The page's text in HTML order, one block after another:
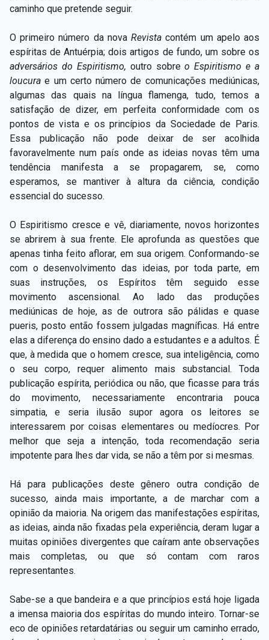
caminho que pretende seguir.
O primeiro número da novaRevistacontém um apelo aos
espíritas de Antuérpia; dois artigos de fundo, um sobre os
adversários do Espiritismo, outro sobreo Espiritismo e a
loucurae um certo número de comunicações mediúnicas,
algumas das quais na língua flamenga, tudo, temos a
satisfação de dizer, em perfeita conformidade com os
pontos de vista e os princípios da Sociedade de Paris.
Essa publicação não pode deixar de ser acolhida
favoravelmente num país onde as ideias novas têm uma
tendência manifesta a se propagarem, se, como
esperamos, se mantiver à altura da ciência, condição
essencial do sucesso.
O Espiritismo cresce e vê, diariamente, novos horizontes
se abrirem à sua frente. Ele aprofunda as questões que
apenas tinha feito aflorar, em sua origem. Conformando-se
com o desenvolvimento das ideias, por toda parte, em
suas instruções, os Espíritos têm seguido esse
movimento ascensional. Ao lado das produções
mediúnicas de hoje, as de outrora são pálidas e quase
pueris, posto então fossem julgadas magníficas. Há entre
elas a diferença do ensino dado a estudantes e a adultos. É
que, à medida que o homem cresce, sua inteligência, como
o seu corpo, requer alimento mais substancial. Toda
publicação espírita, periódica ou não, que ficasse para trás
do movimento, necessariamente encontraria pouca
simpatia, e seria ilusão supor agora os leitores se
interessarem por coisas elementares ou medíocres. Por
melhor que seja a intenção, toda recomendação seria
impotente para lhes dar vida, se não a têm por si mesmas.
Há para publicações deste gênero outra condição de
sucesso, ainda mais importante, a de marchar com a
opinião da maioria. Na origem das manifestações espíritas,
as ideias, ainda não fixadas pela experiência, deram lugar a
muitas opiniões divergentes que caíram ante observações
mais completas, ou que só contam com raros
representantes.
Sabe-se a que bandeira e a que princípios está hoje ligada
a imensa maioria dos espíritas do mundo inteiro. Tornar-se
eco de opiniões retardatárias ou seguir um caminho errado,